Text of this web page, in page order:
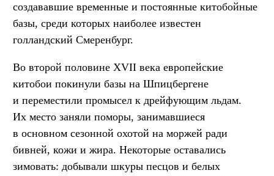
создававшие временные и постоянные китобойные
базы, среди которых наиболее известен
голландский Смеренбург.
Во второй половине XVII века европейские
китобои покинули базы на Шпицбергене
и переместили промысел к дрейфующим льдам.
Их место заняли поморы, занимавшиеся
в основном сезонной охотой на моржей ради
бивней, кожи и жира. Некоторые оставались
зимовать: добывали шкуры песцов и белых